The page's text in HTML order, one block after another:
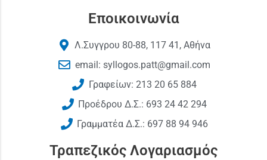
Εποικοινωνία
Λ.Συγγρου 80-88, 117 41, Αθήνα
email: syllogos.patt@gmail.com
Γραφείων: 213 20 65 884
Προέδρου Δ.Σ.: 693 24 42 294
Γραμματέα Δ.Σ.: 697 88 94 946
Τραπεζικός Λογαριασμός